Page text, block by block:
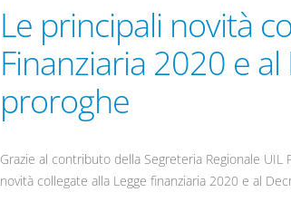
Le principali novità
Finanziaria 2020 e
proroghe
Grazie al contributo della Segreteria Regionale
novità collegate alla Legge finanziaria 2020 e al